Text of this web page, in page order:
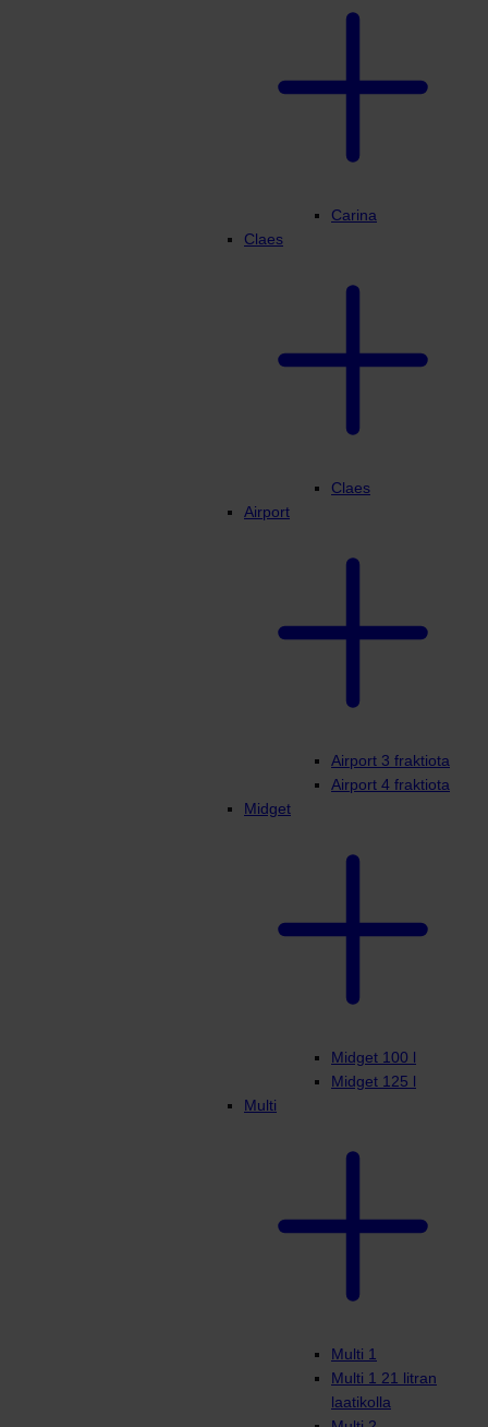
Carina
Claes
Claes
Airport
Airport 3 fraktiota
Airport 4 fraktiota
Midget
Midget 100 l
Midget 125 l
Multi
Multi 1
Multi 1 21 litran
laatikolla